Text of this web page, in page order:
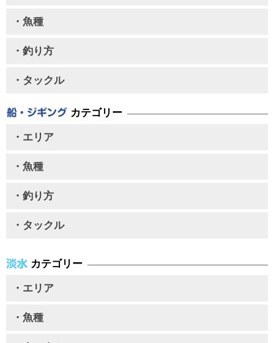
・魚種
・釣り方
・タックル
カテゴリー
・エリア
・魚種
・釣り方
・タックル
カテゴリー
・エリア
・魚種